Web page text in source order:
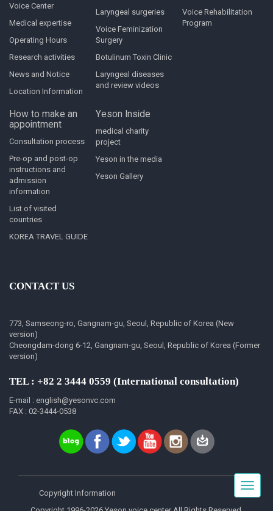
Voice Center
Medical expertise
Operating Hours
Research activities
News and Notice
Location Information
Laryngeal surgeries
Voice Feminization
Surgery
Botulinum Toxin Clinic
Laryngeal diseases
and review videos
Voice Rehabilitation
Program
How to make an
appointment
Consultation process
Pre-op and post-op
instructions and
admission
information
List of visited
countries
KOREA TRAVEL GUIDE
Yeson Inside
medical charity
project
Yeson in the media
Yeson Gallery
CONTACT US
773, Samseong-ro, Gangnam-gu, Seoul, Republic of Korea (New
version)
Cheongdam-dong 6-12, Gangnam-gu, Seoul, Republic of Korea (Former
version)
TEL : +82 2 3444 0559 (International consultation)
E-mail : english@yesonvc.com
FAX : 02-3444-0538
Copyright Information
Toggle